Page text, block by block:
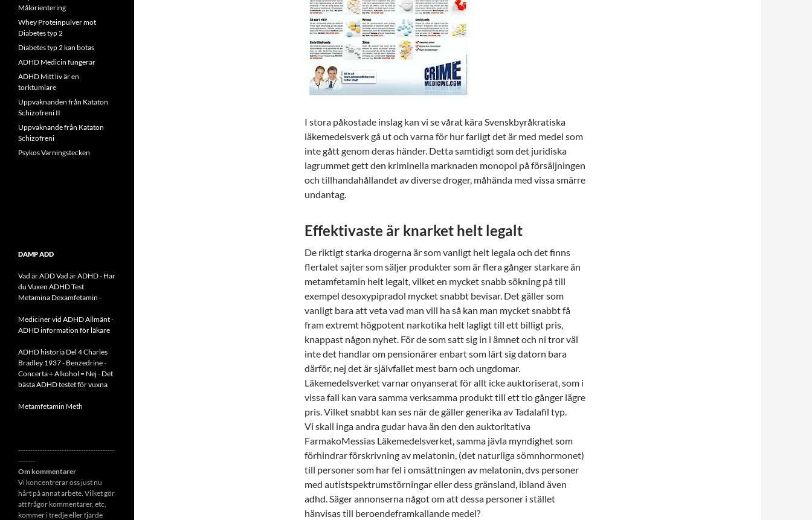
I stora påkostade inslag kan vi se vårat kära Svenskbyråkratiska
läkemedelsverk gå ut och varna för hur farligt det är med medel som
inte gått genom deras händer. Detta samtidigt som det juridiska
lagrummet gett den kriminella marknaden monopol på försäljningen
och tillhandahållandet av diverse droger, måhända med vissa smärre
undantag.
Effektivaste är knarket helt legalt
De riktigt starka drogerna är som vanligt helt legala och det finns
flertalet sajter som säljer produkter som är flera gånger starkare än
metamfetamin helt legalt, vilket en mycket snabb sökning på till
exempel desoxypipradol mycket snabbt bevisar. Det gäller som
vanligt bara att veta vad man vill ha så kan man mycket snabbt få
fram extremt högpotent narkotika helt lagligt till ett billigt pris,
knappast någon nyhet. För de som satt sig in i ämnet och ni tror väl
inte det handlar om pensionärer enbart som lärt sig datorn bara
därför, nej det är självfallet mest barn och ungdomar.
Läkemedelsverket varnar onyanserat för allt icke auktoriserat, som i
vissa fall kan vara samma verksamma produkt till ett tio gånger lägre
pris. Vilket snabbt kan ses när de gäller generika av Tadalafil typ.
Vi skall inga andra gudar hava än den den auktoritativa
FarmakoMessias Läkemedelsverket, samma jävla myndighet som
förhindrar förskrivning av melatonin, (det naturliga sömnhormonet)
till personer som har fel i omsättningen av melatonin, dvs personer
med autistspektrumstörningar eller dess gränsland, ibland även
adhd. Säger annonserna något om att dessa personer i stället
hänvisas till beroendeframkallande medel?
Målorientering
Whey Proteinpulver mot
Diabetes typ 2
Diabetes typ 2 kan botas
ADHD Medicin fungerar
ADHD Mitt liv är en
torktumlare
Uppvaknanden från Kataton
Schizofreni II
Uppvaknande från Kataton
Schizofreni
Psykos Varningstecken
DAMP ADD
Vad är ADDVad är ADHD- Har
du Vuxen ADHD Test
Metamina Dexamfetamin -
Mediciner vid ADHD Allmänt-
ADHD information för läkare
ADHD historia Del 4 Charles
Bradley 1937 - Benzedrine-
Concerta + Alkohol = Nej- Det
bästa ADHD testet för vuxna
Metamfetamin Meth
----------------------------------------
-------
Om kommentarer
Vi koncentrerar oss just nu
hårt på annat arbete. Vilket gör
att frågor kommentarer, etc,
kommer i tredje eller fjärde